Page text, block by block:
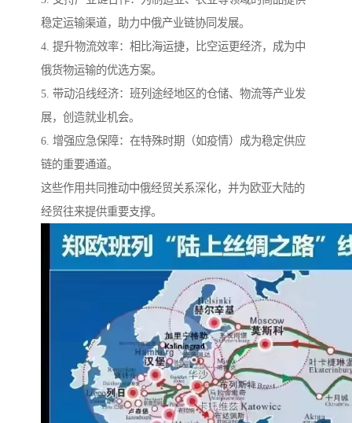
稳定运输渠道，助力中俄产业链协同发展。
4. 提升物流效率：相比海运捷，比空运更经济，成为中
俄货物运输的优选方案。
5. 带动沿线经济：班列途经地区的仓储、物流等产业发
展，创造就业机会。
6. 增强应急保障：在特殊时期（如疫情）成为稳定供应
链的重要通道。
这些作用共同推动中俄经贸关系深化，并为欧亚大陆的
经贸往来提供重要支撑。